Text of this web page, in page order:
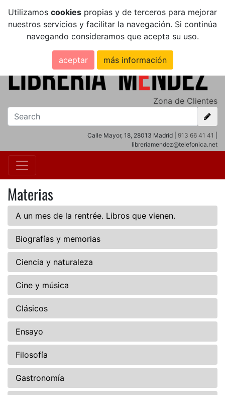
Utilizamos cookies propias y de terceros para mejorar
nuestros servicios y facilitar la navegación. Si continúa
navegando consideramos que acepta su uso.
aceptar más información
Zona de Clientes
Calle Mayor, 18, 28013 Madrid | 913 66 41 41
libreriamendez@telefonica.net
Materias
A un mes de la rentrée. Libros que vienen.
Biografías y memorias
Ciencia y naturaleza
Cine y música
Clásicos
Ensayo
Filosofía
Gastronomía